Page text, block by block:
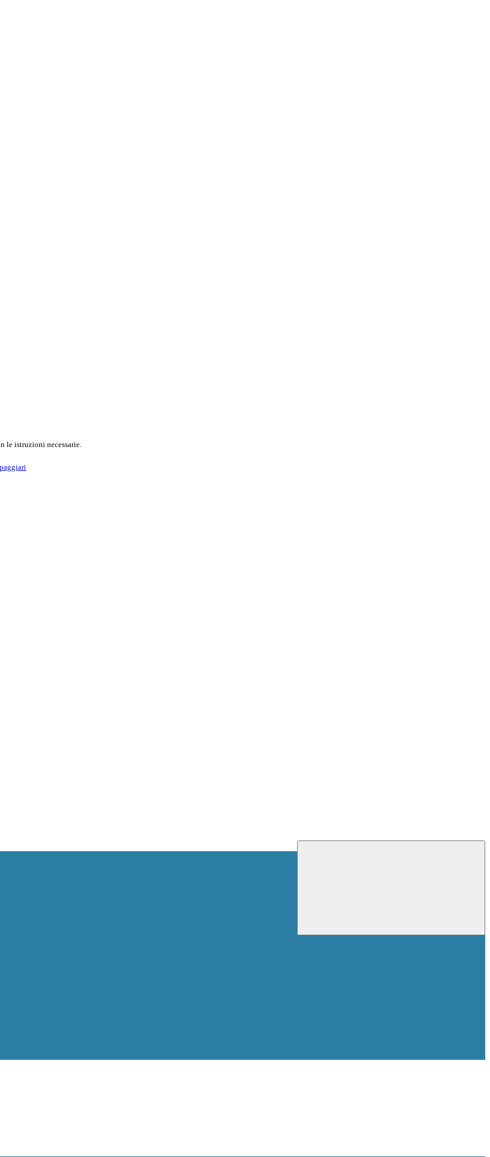
le istruzioni necessarie.